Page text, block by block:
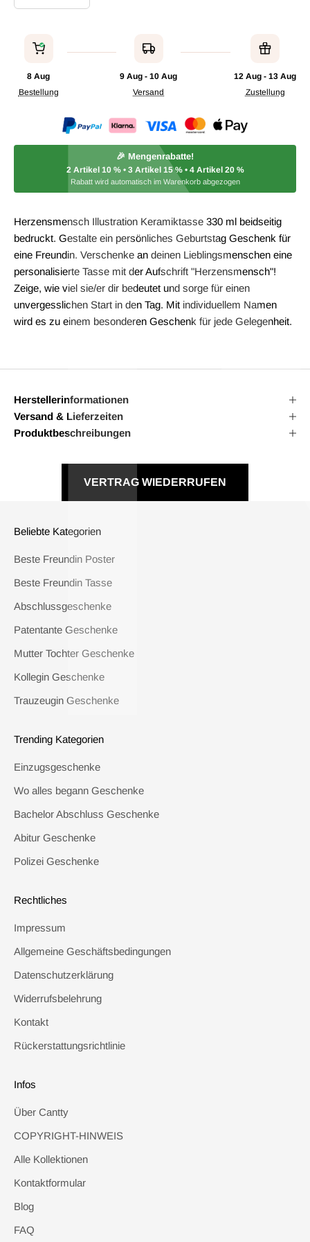
8 Aug
Bestellung
9 Aug - 10 Aug
Versand
12 Aug - 13 Aug
Zustellung
🎉 Mengenrabatte!
2 Artikel 10 %• 3 Artikel 15 %• 4 Artikel 20 %
Rabatt wird automatisch im Warenkorb abgezogen
Herzensmensch Illustration Keramiktasse 330 ml beidseitig
bedruckt. Gestalte ein persönliches Geburtstag Geschenk für
eine Freundin. Verschenke an deinen Lieblingsmenschen eine
personalisierte Tasse mit der Aufschrift "Herzensmensch"!
Zeige, wie viel sie/er dir bedeutet und sorge für einen
unvergesslichen Start in den Tag. Mit individuellem Namen
wird es zu einem besonderen Geschenk für jede Gelegenheit.
Herstellerinformationen
Versand & Lieferzeiten
Produktbeschreibungen
VERTRAG WIEDERRUFEN
Beliebte Kategorien
Beste Freundin Poster
Beste Freundin Tasse
Abschlussgeschenke
Patentante Geschenke
Mutter Tochter Geschenke
Kollegin Geschenke
Trauzeugin Geschenke
Trending Kategorien
Einzugsgeschenke
Wo alles begann Geschenke
Bachelor Abschluss Geschenke
Abitur Geschenke
Polizei Geschenke
Rechtliches
Impressum
Allgemeine Geschäftsbedingungen
Datenschutzerklärung
Widerrufsbelehrung
Kontakt
Rückerstattungsrichtlinie
Infos
Über Cantty
COPYRIGHT-HINWEIS
Alle Kollektionen
Kontaktformular
Blog
FAQ